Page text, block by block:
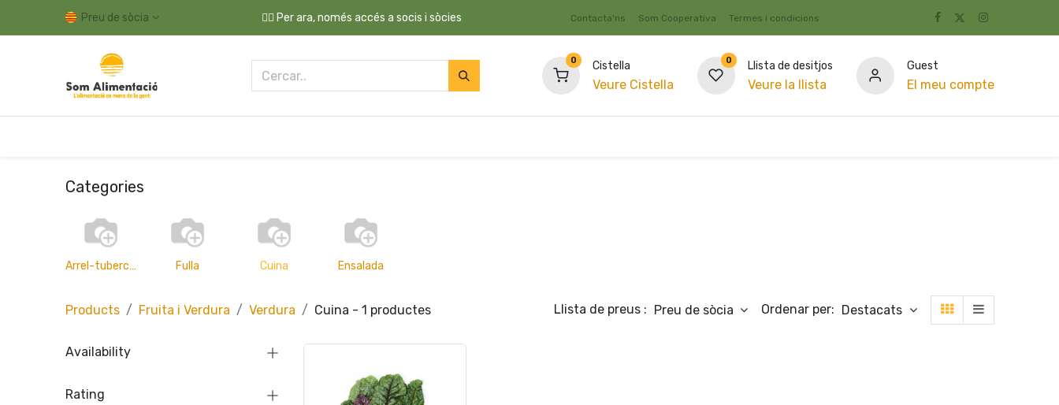
Preu de sòcia 👉🏼 Per ara, només accés a socis i sòcies Contacta'ns Som Cooperativa Termes i condicions
0 Cistella
Veure Cistella
0 Llista de desitjos
Veure la llista
Guest
El meu compte
Categories
Arrel-tubercle Fulla Cuina Ensalada
Products Fruita i Verdura Verdura Cuina - 1 productes Llista de preus : Preu de sòcia Ordenar per: Destacats
Availability
Rating